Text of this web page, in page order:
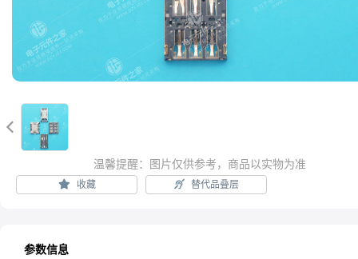

温馨提醒：图片仅供参考，商品以实物为准
收藏 替代品叠层
参数信息